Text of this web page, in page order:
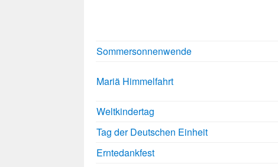
Sommersonnenwende
Mariä Himmelfahrt
Weltkindertag
Tag der Deutschen Einheit
Erntedankfest